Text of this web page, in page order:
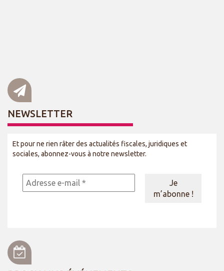
NEWSLETTER
Et pour ne rien râter des actualités fiscales, juridiques et
sociales, abonnez-vous à notre newsletter.